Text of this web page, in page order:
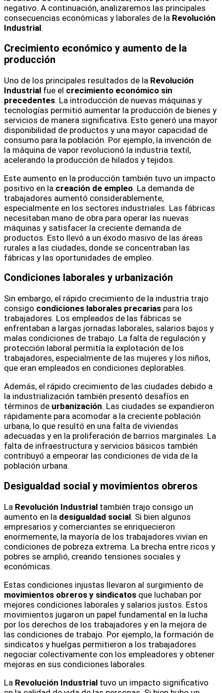
negativo. A continuación, analizaremos las principales
consecuencias económicas y laborales de la Revolución
Industrial.
Crecimiento económico y aumento de la
producción
Uno de los principales resultados de la Revolución
Industrial fue el crecimiento económico sin
precedentes. La introducción de nuevas máquinas y
tecnologías permitió aumentar la producción de bienes y
servicios de manera significativa. Esto generó una mayor
disponibilidad de productos y una mayor capacidad de
consumo para la población. Por ejemplo, la invención de
la máquina de vapor revolucionó la industria textil,
acelerando la producción de hilados y tejidos.
Este aumento en la producción también tuvo un impacto
positivo en la creación de empleo. La demanda de
trabajadores aumentó considerablemente,
especialmente en los sectores industriales. Las fábricas
necesitaban mano de obra para operar las nuevas
máquinas y satisfacer la creciente demanda de
productos. Esto llevó a un éxodo masivo de las áreas
rurales a las ciudades, donde se concentraban las
fábricas y las oportunidades de empleo.
Condiciones laborales y urbanización
Sin embargo, el rápido crecimiento de la industria trajo
consigo condiciones laborales precarias para los
trabajadores. Los empleados de las fábricas se
enfrentaban a largas jornadas laborales, salarios bajos y
malas condiciones de trabajo. La falta de regulación y
protección laboral permitía la explotación de los
trabajadores, especialmente de las mujeres y los niños,
que eran empleados en condiciones deplorables.
Además, el rápido crecimiento de las ciudades debido a
la industrialización también presentó desafíos en
términos de urbanización. Las ciudades se expandieron
rápidamente para acomodar a la creciente población
urbana, lo que resultó en una falta de viviendas
adecuadas y en la proliferación de barrios marginales. La
falta de infraestructura y servicios básicos también
contribuyó a empeorar las condiciones de vida de la
población urbana.
Desigualdad social y movimientos obreros
La Revolución Industrial también trajo consigo un
aumento en la desigualdad social. Si bien algunos
empresarios y comerciantes se enriquecieron
enormemente, la mayoría de los trabajadores vivían en
condiciones de pobreza extrema. La brecha entre ricos y
pobres se amplió, creando tensiones sociales y
económicas.
Estas condiciones injustas llevaron al surgimiento de
movimientos obreros y sindicatos que luchaban por
mejores condiciones laborales y salarios justos. Estos
movimientos jugaron un papel fundamental en la lucha
por los derechos de los trabajadores y en la mejora de
las condiciones de trabajo. Por ejemplo, la formación de
sindicatos y huelgas permitieron a los trabajadores
negociar colectivamente con los empleadores y obtener
mejoras en sus condiciones laborales.
La Revolución Industrial tuvo un impacto significativo